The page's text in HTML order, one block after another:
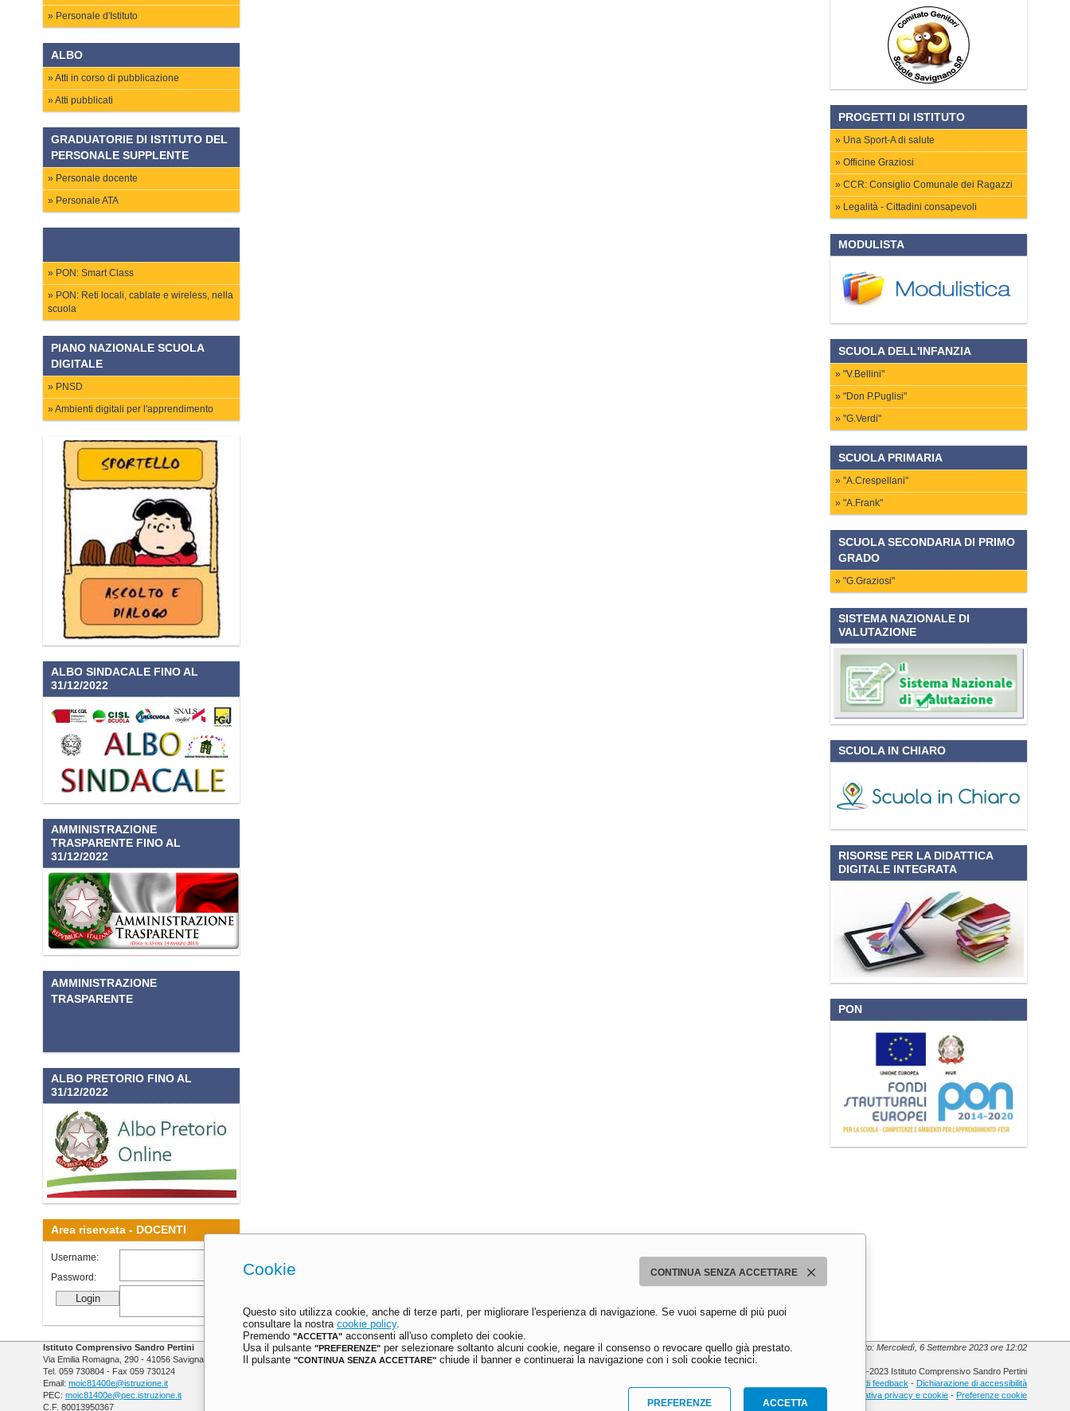
Cookie CONTINUA SENZA ACCETTARE
Questo sito utilizza cookie, anche di terze parti, per migliorare l'esperienza di navigazione. Se vuoi saperne di più puoi
consultare la nostra cookie policy.
Premendo "ACCETTA" acconsenti all'uso completo dei cookie.
Usa il pulsante "PREFERENZE" per selezionare soltanto alcuni cookie, negare il consenso o revocare quello già prestato.
Il pulsante "CONTINUA SENZA ACCETTARE" chiude il banner e continuerai la navigazione con i soli cookie tecnici.
PREFERENZE ACCETTA
Personale d'Istituto
ALBO
Atti in corso di pubblicazione
Atti pubblicati
GRADUATORIE DI ISTITUTO DEL
PERSONALE SUPPLENTE
Personale docente
Personale ATA
PON: Smart Class
PON: Reti locali, cablate e wireless, nella
scuola
PIANO NAZIONALE SCUOLA
DIGITALE
PNSD
Ambienti digitali per l'apprendimento
ALBO SINDACALE FINO AL
31/12/2022
AMMINISTRAZIONE
TRASPARENTE FINO AL
31/12/2022
AMMINISTRAZIONE
TRASPARENTE
ALBO PRETORIO FINO AL
31/12/2022
Area riservata - DOCENTI
Username:
Password:
PROGETTI DI ISTITUTO
Una Sport-A di salute
Officine Graziosi
CCR: Consiglio Comunale dei Ragazzi
Legalità - Cittadini consapevoli
MODULISTA
SCUOLA DELL'INFANZIA
"V.Bellini"
"Don P.Puglisi"
"G.Verdi"
SCUOLA PRIMARIA
"A.Crespellani"
"A.Frank"
SCUOLA SECONDARIA DI PRIMO
GRADO
"G.Graziosi"
SISTEMA NAZIONALE DI
VALUTAZIONE
SCUOLA IN CHIARO
RISORSE PER LA DIDATTICA
DIGITALE INTEGRATA
PON
Istituto Comprensivo Sandro Pertini
Via Emilia Romagna, 290 - 41056 Savignano sul Panaro (MO)
Tel. 059 730804 - Fax 059 730124
Email: moic81400e@istruzione.it
PEC: moic81400e@pec.istruzione.it
C.F. 80013950367
Ultimo aggiornamento: Mercoledì, 6 Settembre 2023 ore 12:02
© 2013-2023 Istituto Comprensivo Sandro Pertini
Meccanismo di feedback - Dichiarazione di accessibilità
Informativa privacy e cookie - Preferenze cookie